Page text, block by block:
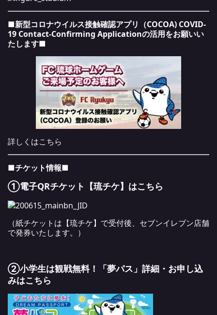
■新型コロナウイルス接触確認アプリ（COCOA) COVID-
19 Contact-Confirming Applicationの活用をお願いい
たします■
詳しくはこちら
■チケット情報■
①電子QRチケット【琉チケ】はこちら
（紙チケットは【琉チケ】で受付後、セブンイレブン店舗
で発券いたします。）
②小学生は観戦無料！「夢パス」詳細・お申し込
みはこちら